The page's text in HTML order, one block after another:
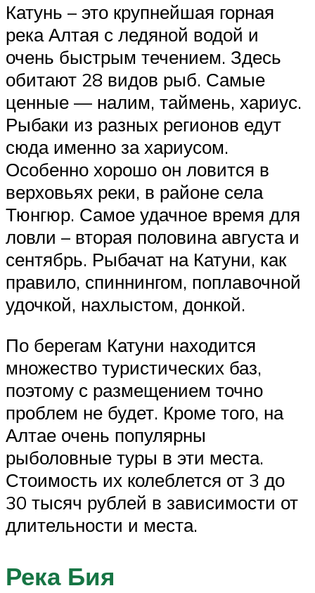
Катунь – это крупнейшая горная
река Алтая с ледяной водой и
очень быстрым течением. Здесь
обитают 28 видов рыб. Самые
ценные — налим, таймень, хариус.
Рыбаки из разных регионов едут
сюда именно за хариусом.
Особенно хорошо он ловится в
верховьях реки, в районе села
Тюнгюр. Самое удачное время для
ловли – вторая половина августа и
сентябрь. Рыбачат на Катуни, как
правило, спиннингом, поплавочной
удочкой, нахлыстом, донкой.
По берегам Катуни находится
множество туристических баз,
поэтому с размещением точно
проблем не будет. Кроме того, на
Алтае очень популярны
рыболовные туры в эти места.
Стоимость их колеблется от 3 до
30 тысяч рублей в зависимости от
длительности и места.
Река Бия